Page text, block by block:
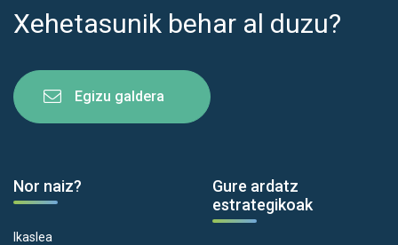
Xehetasunik behar al duzu?
Egizu galdera
Nor naiz?
Ikaslea
Gure ardatz
estrategikoak